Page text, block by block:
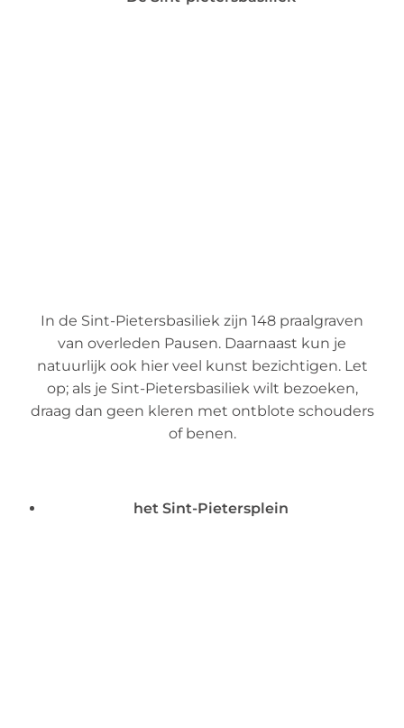
In de Sint-Pietersbasiliek zijn 148 praalgraven
van overleden Pausen. Daarnaast kun je
natuurlijk ook hier veel kunst bezichtigen. Let
op; als je Sint-Pietersbasiliek wilt bezoeken,
draag dan geen kleren met ontblote schouders
of benen.
het Sint-Pietersplein